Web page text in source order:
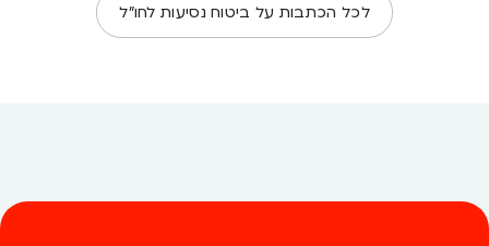
לכל הכתבות על ביטוח נסיעות לחו״ל